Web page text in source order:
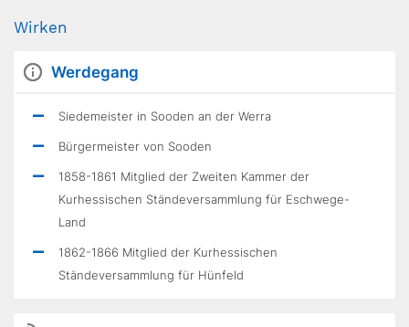
Wirken
Werdegang
Siedemeister in Sooden an der Werra
Bürgermeister von Sooden
1858-1861 Mitglied der Zweiten Kammer der
Kurhessischen Ständeversammlung für Eschwege-
Land
1862-1866 Mitglied der Kurhessischen
Ständeversammlung für Hünfeld